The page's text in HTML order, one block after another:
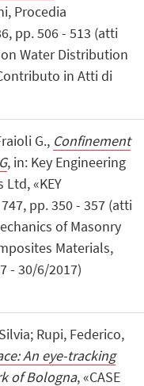
Procedia
pp. 506 - 513 (atti
Water Distribution
in Atti di
G., Confinement
, in: Key Engineering
«KEY
747, pp. 350 - 357 (atti
of Masonry
Materials,
- 30/6/2017)
Rupi, Federico,
An eye-tracking
of Bologna, «CASE